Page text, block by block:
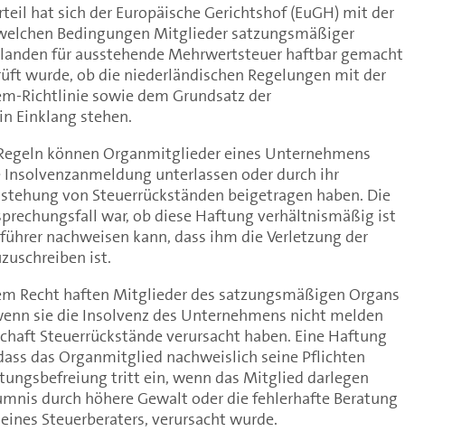
hat sich der Europäische Gerichtshof (EuGH) mit der
Bedingungen Mitglieder satzungsmäßiger
für ausstehende Mehrwertsteuer haftbar gemacht
wurde, ob die niederländischen Regelungen mit der
Richtlinie sowie dem Grundsatz der
Einklang stehen.
können Organmitglieder eines Unternehmens
unterlassen oder durch ihr
von Steuerrückständen beigetragen haben. Die
war, ob diese Haftung verhältnismäßig ist
nachweisen kann, dass ihm die Verletzung der
ist.
Recht haften Mitglieder des satzungsmäßigen Organs
sie die Insolvenz des Unternehmens nicht melden
Steuerrückstände verursacht haben. Eine Haftung
das Organmitglied nachweislich seine Pflichten
tritt ein, wenn das Mitglied darlegen
durch höhere Gewalt oder die fehlerhafte Beratung
Steuerberaters, verursacht wurde.